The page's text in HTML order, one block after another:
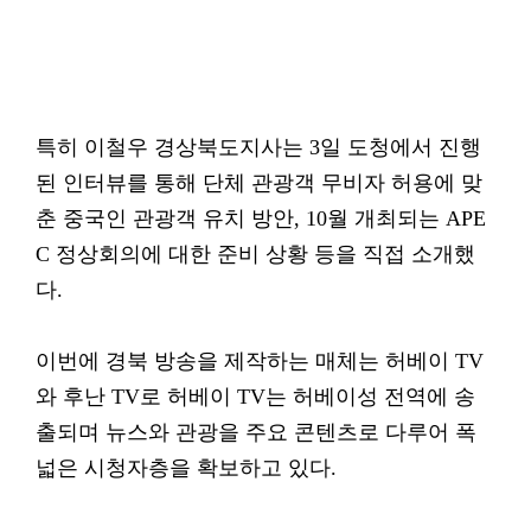
특히 이철우 경상북도지사는 3일 도청에서 진행
된 인터뷰를 통해 단체 관광객 무비자 허용에 맞
춘 중국인 관광객 유치 방안, 10월 개최되는 APE
C 정상회의에 대한 준비 상황 등을 직접 소개했
다.
이번에 경북 방송을 제작하는 매체는 허베이 TV
와 후난 TV로 허베이 TV는 허베이성 전역에 송
출되며 뉴스와 관광을 주요 콘텐츠로 다루어 폭
넓은 시청자층을 확보하고 있다.